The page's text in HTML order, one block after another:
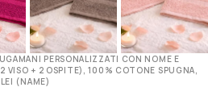
PERSONALIZZATI CON NOME E
VISO + 2 OSPITE), 100% COTONE SPUGNA,
(NAME)